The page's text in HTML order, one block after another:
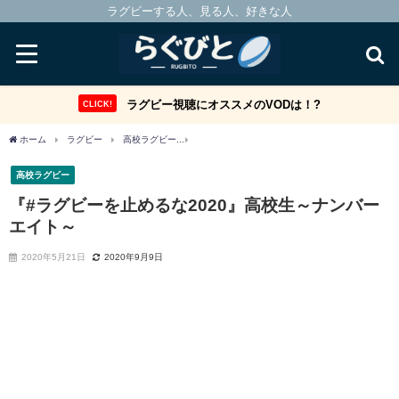
ラグビーする人、見る人、好きな人
CLICK! ラグビー視聴にオススメのVODは！?
ホーム ラグビー 高校ラグビー
高校ラグビー
『#ラグビーを止めるな2020』高校生～ナンバー
エイト～
2020年5月21日 2020年9月9日